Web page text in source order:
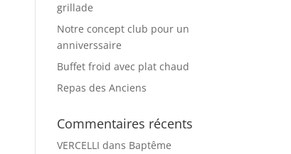
grillade
Notre concept club pour un
anniverssaire
Buffet froid avec plat chaud
Repas des Anciens
Commentaires récents
VERCELLI dans Baptême